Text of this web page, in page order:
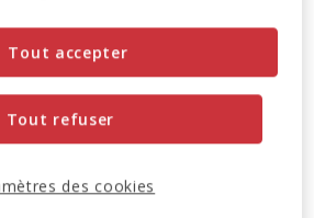
Ajouter au panier
Tout refuser
Tout accepter
des cookies